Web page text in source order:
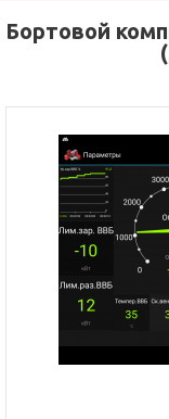
Бортовой